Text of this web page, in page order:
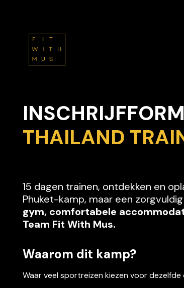
15 dagen trainen, ontdekken en
Phuket-kamp, maar een
gym, comfortabele
Team Fit With Mus.
Waarom dit kamp?
Waar veel sportreizen kiezen voor